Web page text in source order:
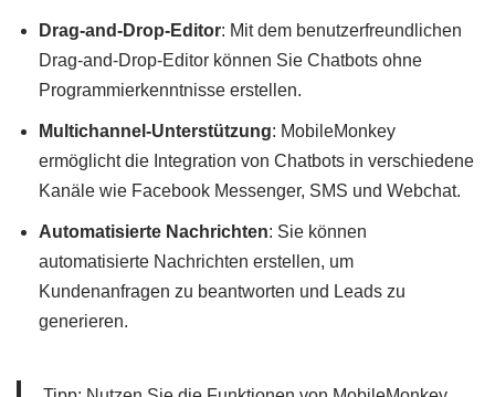
Drag-and-Drop-Editor: Mit dem benutzerfreundlichen
Drag-and-Drop-Editor können Sie Chatbots ohne
Programmierkenntnisse erstellen.
Multichannel-Unterstützung: MobileMonkey
ermöglicht die Integration von Chatbots in verschiedene
Kanäle wie Facebook Messenger, SMS und Webchat.
Automatisierte Nachrichten: Sie können
automatisierte Nachrichten erstellen, um
Kundenanfragen zu beantworten und Leads zu
generieren.